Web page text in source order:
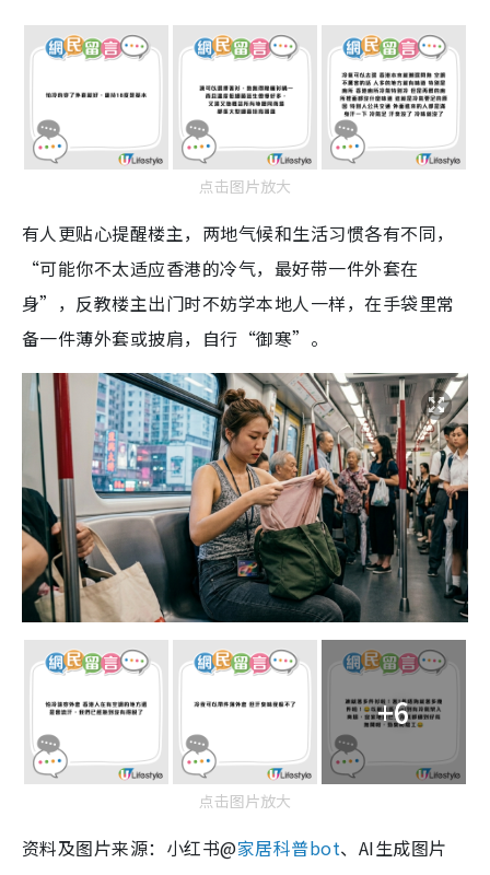
点击图片放大
有人更贴心提醒楼主，两地气候和生活习惯各有不同，
“可能你不太适应香港的冷气，最好带一件外套在
身”，反教楼主出门时不妨学本地人一样，在手袋里常
备一件薄外套或披肩，自行“御寒”。
+6
点击图片放大
资料及图片来源：小红书@家居科普bot、AI生成图片